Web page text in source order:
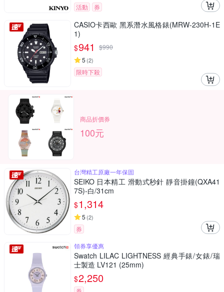
活動 券
CASIO卡西歐 黑系潛水風格錶(MRW-230H-1E
1)
$941 $990
5 (2)
限時下殺
商品折價券
100元
台灣精工原廠一年保固
SEIKO 日本精工 滑動式秒針 靜音掛鐘(QXA41
7S)-白/31cm
$1,314
5 (2)
券
領券享優惠
Swatch LILAC LIGHTNESS 經典手錶/女錶/瑞
士製造 LV121 (25mm)
$2,250